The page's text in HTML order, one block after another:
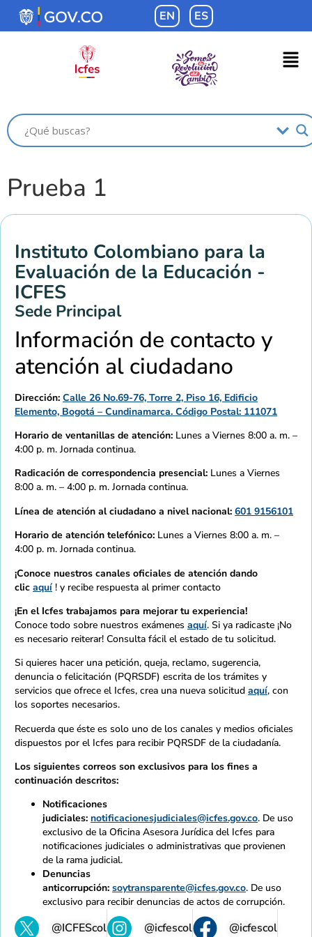
contenido EN ES
Prueba 1
Instituto Colombiano para la
Evaluación de la Educación -
ICFES
Sede Principal
Información de contacto y
atención al ciudadano
Dirección: Calle 26 No.69-76, Torre 2, Piso 16, Edificio
Elemento, Bogotá – Cundinamarca. Código Postal: 111071
Horario de ventanillas de atención: Lunes a Viernes 8:00 a. m. –
4:00 p. m. Jornada continua.
Radicación de correspondencia presencial: Lunes a Viernes
8:00 a. m. – 4:00 p. m. Jornada continua.
Línea de atención al ciudadano a nivel nacional: 601 9156101
Horario de atención telefónico: Lunes a Viernes 8:00 a. m. –
4:00 p. m. Jornada continua.
¡Conoce nuestros canales oficiales de atención dando
clic aquí ! y recibe respuesta al primer contacto
¡En el Icfes trabajamos para mejorar tu experiencia!
Conoce todo sobre nuestros exámenes aquí. Si ya radicaste ¡No
es necesario reiterar! Consulta fácil el estado de tu solicitud.
Si quieres hacer una petición, queja, reclamo, sugerencia,
denuncia o felicitación (PQRSDF) escrita de los trámites y
servicios que ofrece el Icfes, crea una nueva solicitud aquí, con
los soportes necesarios.
Recuerda que éste es solo uno de los canales y medios oficiales
dispuestos por el Icfes para recibir PQRSDF de la ciudadanía.
Los siguientes correos son exclusivos para los fines a
continuación descritos:
Notificaciones
judiciales: notificacionesjudiciales@icfes.gov.co. De uso
exclusivo de la Oficina Asesora Jurídica del Icfes para
notificaciones judiciales o administrativas que provienen
de la rama judicial.
Denuncias
anticorrupción: soytransparente@icfes.gov.co. De uso
exclusivo para recibir denuncias de actos de corrupción.
@ICFEScol @icfescol @icfescol